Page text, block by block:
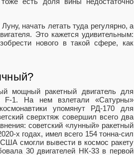
начать летать туда регулярно, а
Это кажется удивительным:
нового в такой сфере, как
мощный ракетный двигатель для
F-1. На нем взлетали «Сатурны»
упомянут РД-170 для
сверхтяж совершил всего два
советский «лунный» ракетный
х годах, имел всего 154 тонна-сил
США смогли вывести в космос ракету
30 двигателей НК-33 в первой